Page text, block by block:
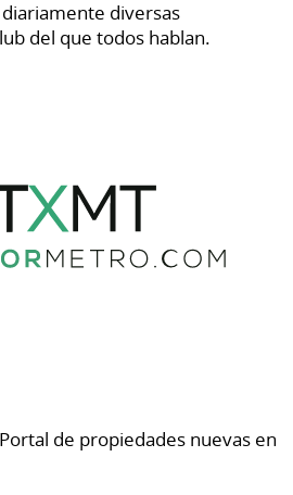
diversas
del que todos hablan.
Portal de propiedades nuevas en